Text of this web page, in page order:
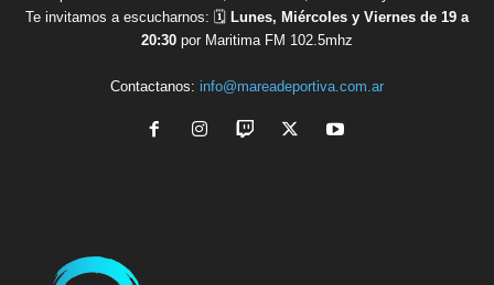
Te invitamos a escucharnos: 🗓 Lunes, Miércoles y Viernes de 19 a
20:30 por Maritima FM 102.5mhz
Contactanos: info@mareadeportiva.com.ar